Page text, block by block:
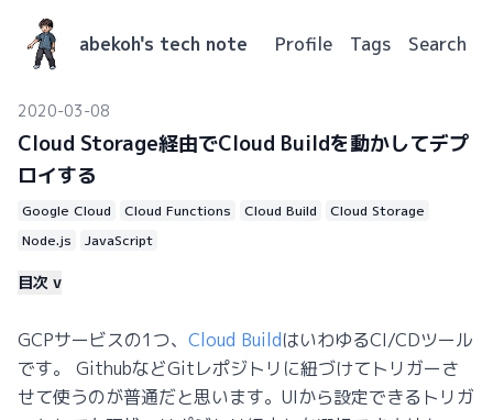
abekoh's tech note Profile Tags Search
2020-03-08
Cloud Storage経由でCloud Buildを動かしてデプ
ロイする
Google Cloud Cloud Functions Cloud Build
Cloud Storage
Node.js
JavaScript
目次 ∨
GCPサービスの1つ、 Cloud BuildはいわゆるCI/CDツール
です。 GithubなどGitレポジトリに紐づけてトリガーさ
せて使うのが普通だと思います。UIから設定できるトリガ